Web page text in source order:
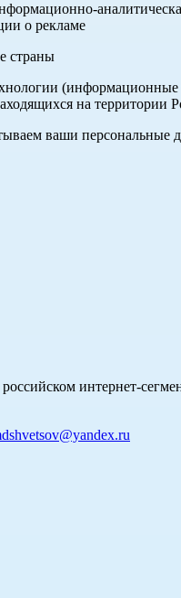
о рекламе
страны
на территории
ваши
интернет-